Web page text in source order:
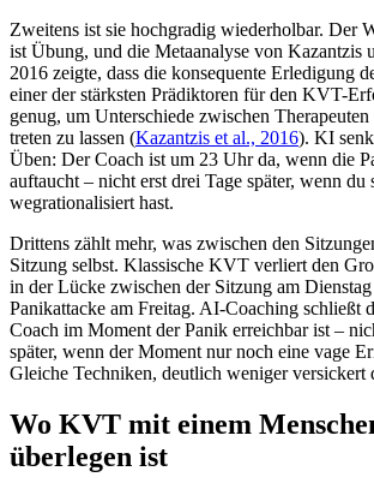
Zweitens ist sie hochgradig wiederholbar. Der
ist Übung, und die Metaanalyse von Kazantzis
2016 zeigte, dass die konsequente Erledigung
einer der stärksten Prädiktoren für den KVT-
genug, um Unterschiede zwischen
treten zu lassen (Kazantzis et al., 2016). KI
Üben: Der Coach ist um 23 Uhr da, wenn die
auftaucht – nicht erst drei Tage später, wenn du
wegrationalisiert hast.
Drittens zählt mehr, was zwischen den
Sitzung selbst. Klassische KVT verliert den
in der Lücke zwischen der Sitzung am
Panikattacke am Freitag. AI-Coaching schließt
Coach im Moment der Panik erreichbar ist –
später, wenn der Moment nur noch eine vage
Gleiche Techniken, deutlich weniger versickert
Wo KVT mit einem
überlegen ist